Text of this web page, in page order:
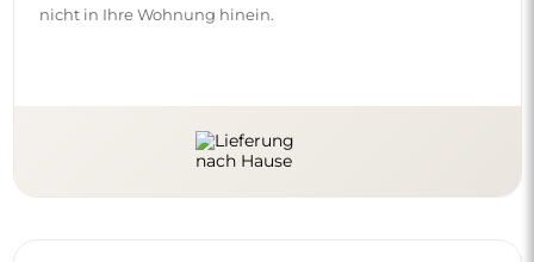
nicht in Ihre Wohnung hinein.